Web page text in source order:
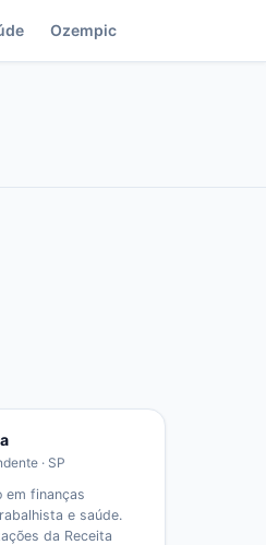
Ozempic
· SP
em finanças
e saúde.
da Receita